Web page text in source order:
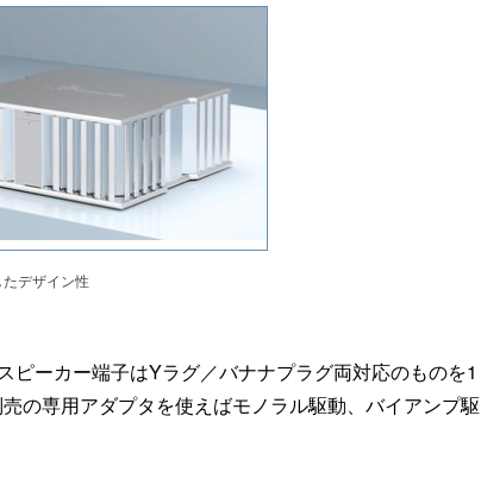
デザイン性
ピーカー端子はYラグ／バナナプラグ両対応のものを1
の専用アダプタを使えばモノラル駆動、バイアンプ駆